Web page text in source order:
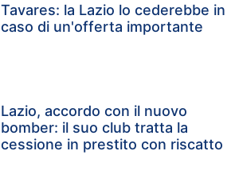
Tavares: la Lazio lo cederebbe in
caso di un'offerta importante
Lazio, accordo con il nuovo
bomber: il suo club tratta la
cessione in prestito con riscatto